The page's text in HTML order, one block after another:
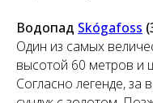
Водопад Skógafoss
Один из самых
высотой 60 метров и
Согласно легенде, за